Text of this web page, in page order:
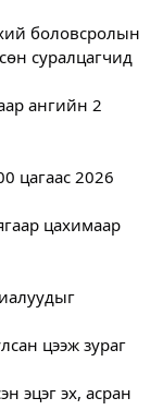
боловсролын
суралцагчид
ангийн 2
цагаас 2026
цахимаар
цээж зураг
эцэг эх, асран